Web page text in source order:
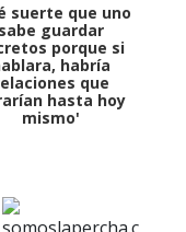
suerte que uno
sabe guardar
porque si
habría
que
hasta hoy
mismo'